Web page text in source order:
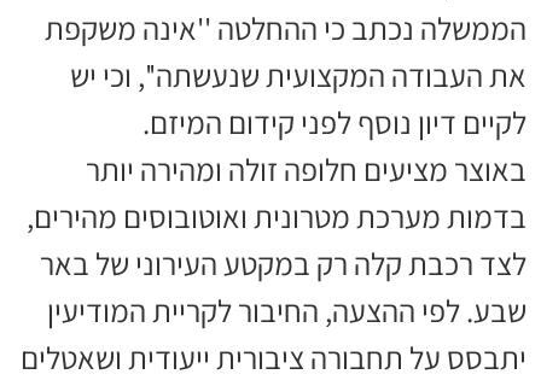
הממשלה נכתב כי ההחלטה ''אינה משקפת
את העבודה המקצועית שנעשתה'', וכי יש
לקיים דיון נוסף לפני קידום המיזם.
באוצר מציעים חלופה זולה ומהירה יותר
בדמות מערכת מטרונית ואוטובוסים מהירים,
לצד רכבת קלה רק במקטע העירוני של באר
שבע. לפי ההצעה, החיבור לקריית המודיעין
יתבסס על תחבורה ציבורית ייעודית ושאטלים